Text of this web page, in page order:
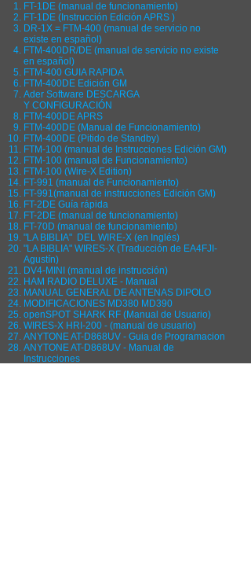
FT-1DE (manual de funcionamiento)
FT-1DE (Instrucción Edición APRS )
DR-1X = FTM-400 (manual de servicio no
existe en español)
FTM-400DR/DE (manual de servicio no existe
en español)
FTM-400 GUIA RAPIDA
FTM-400DE Edición GM
Ader Software DESCARGA
Y CONFIGURACIÓN
FTM-400DE APRS
FTM-400DE (Manual de Funcionamiento)
FTM-400DE (Pitido de Standby)
FTM-100 (manual de Instrucciones Edición GM)
FTM-100 (manual de Funcionamiento)
FTM-100 (Wire-X Edition)
FT-991 (manual de Funcionamiento)
FT-991(manual de instrucciones Edición GM)
FT-2DE Guía rápida
FT-2DE (manual de funcionamiento)
FT-70D (manual de funcionamiento)
"LA BIBLIA" DEL WIRE-X (en Inglés)
"LA BIBLIA" WIRES-X (Traducción de EA4FJI-
Agustín)
DV4-MINI (manual de instrucción)
HAM RADIO DELUXE - Manual
MANUAL GENERAL DE ANTENAS DIPOLO
MODIFICACIONES MD380 MD390
openSPOT SHARK RF (Manual de Usuario)
WIRES-X HRI-200 - (manual de usuario)
ANYTONE AT-D868UV - Guia de Programacion
ANYTONE AT-D868UV - Manual de
Instrucciones